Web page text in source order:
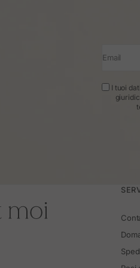
Email
I tuoi